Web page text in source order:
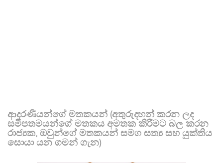
ආදරණීයන්ගේ මතකයන් (අතුරුදහන් කරන ලද
සමීපතමයන්ගේ මතකය අමතක කිරීමට බල කරන
රාජ්‍යක, ඔවුන්ගේ මතකයන් සමග සත්‍ය සහ යුක්තිය
සොයා යන ගමන් ගැන)